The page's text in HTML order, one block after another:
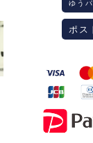
ゆう
ポス